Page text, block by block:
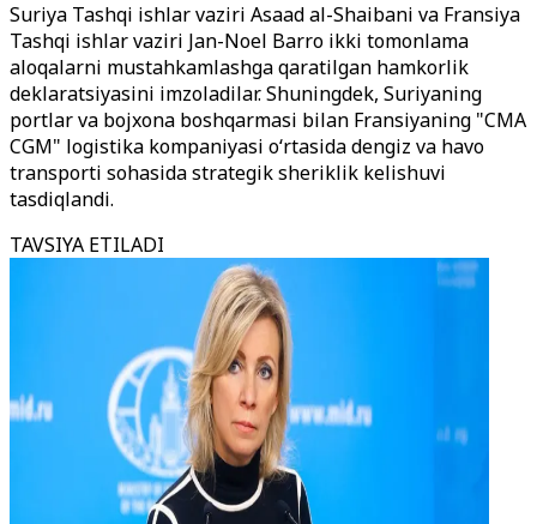
Suriya Tashqi ishlar vaziri Asaad al-Shaibani va Fransiya
Tashqi ishlar vaziri Jan-Noel Barro ikki tomonlama
aloqalarni mustahkamlashga qaratilgan hamkorlik
deklaratsiyasini imzoladilar. Shuningdek, Suriyaning
portlar va bojxona boshqarmasi bilan Fransiyaning "CMA
CGM" logistika kompaniyasi o‘rtasida dengiz va havo
transporti sohasida strategik sheriklik kelishuvi
tasdiqlandi.
TAVSIYA ETILADI